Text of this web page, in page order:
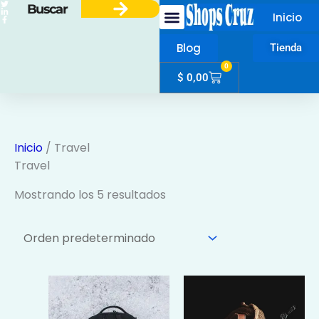
Ir
al
Search
Inicio
Blog Tienda
$ 0,00
0
Cart
Inicio / Travel
Travel
Mostrando los 5 resultados
Rango
de
precios:
Este
producto